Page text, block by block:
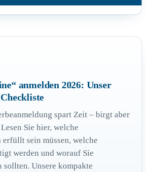
anmelden 2026: Unser
spart Zeit – birgt aber
Sie hier, welche
erfüllt sein müssen, welche
werden und worauf Sie
sollten. Unsere kompakte